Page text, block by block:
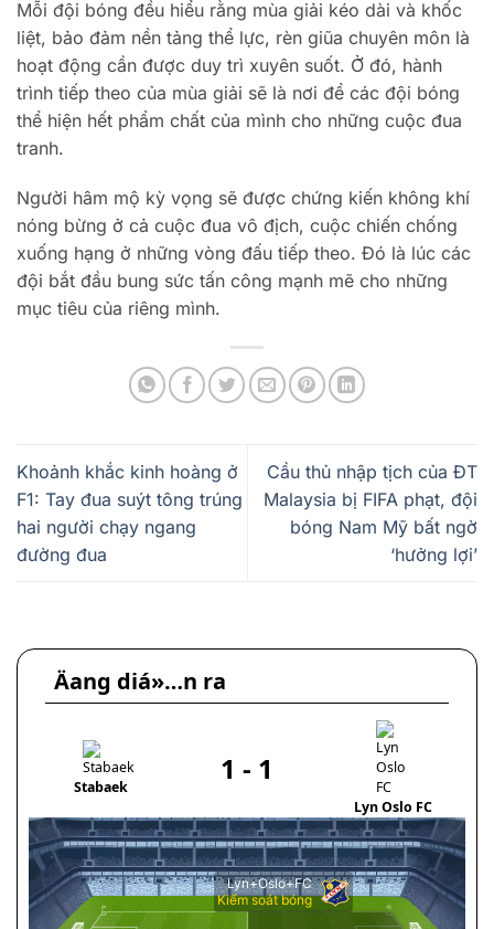
Mỗi đội bóng đều hiểu rằng mùa giải kéo dài và khốc
liệt, bảo đảm nền tảng thể lực, rèn giũa chuyên môn là
hoạt động cần được duy trì xuyên suốt. Ở đó, hành
trình tiếp theo của mùa giải sẽ là nơi để các đội bóng
thể hiện hết phẩm chất của mình cho những cuộc đua
tranh.
Người hâm mộ kỳ vọng sẽ được chứng kiến không khí
nóng bừng ở cả cuộc đua vô địch, cuộc chiến chống
xuống hạng ở những vòng đấu tiếp theo. Đó là lúc các
đội bắt đầu bung sức tấn công mạnh mẽ cho những
mục tiêu của riêng mình.
Khoảnh khắc kinh hoàng ở
F1: Tay đua suýt tông trúng
hai người chạy ngang
đường đua
Cầu thủ nhập tịch của ĐT
Malaysia bị FIFA phạt, đội
bóng Nam Mỹ bất ngờ
‘hưởng lợi’
Äang diá»…n ra
Stabaek
1 - 1
Lyn Oslo FC